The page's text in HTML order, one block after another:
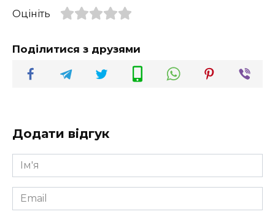
Оцініть
Поділитися з друзями
Додати відгук
Ім'я
*
Email
*